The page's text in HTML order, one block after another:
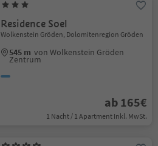
Residence Soel
Wolkenstein Gröden, Dolomitenregion Gröden
545 m von Wolkenstein Gröden
Zentrum
ab 165€
1 Nacht / 1 Apartment Inkl. MwSt.